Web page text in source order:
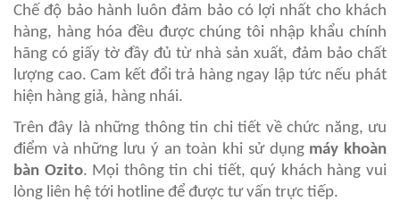
Chế độ bảo hành luôn đảm bảo có lợi nhất cho khách
hàng, hàng hóa đều được chúng tôi nhập khẩu chính
hãng có giấy tờ đầy đủ từ nhà sản xuất, đảm bảo chất
lượng cao. Cam kết đổi trả hàng ngay lập tức nếu phát
hiện hàng giả, hàng nhái.
Trên đây là những thông tin chi tiết về chức năng, ưu
điểm và những lưu ý an toàn khi sử dụng máy khoàn
bàn Ozito. Mọi thông tin chi tiết, quý khách hàng vui
lòng liên hệ tới hotline để được tư vấn trực tiếp.